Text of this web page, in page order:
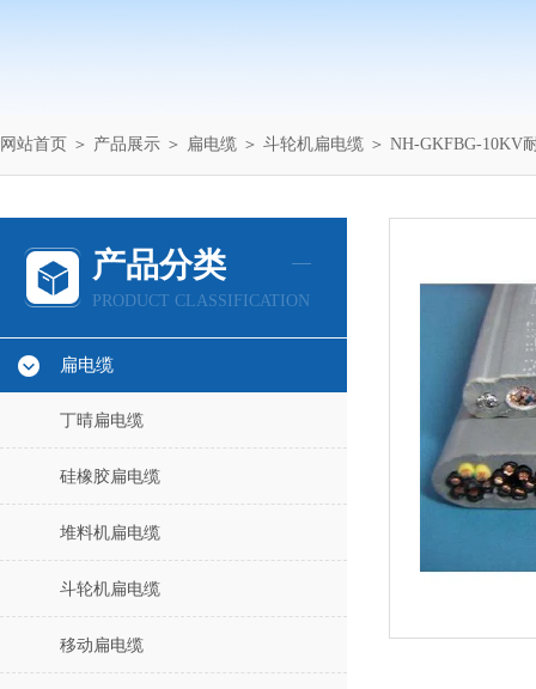
网站首页 ＞ 产品展示 ＞ 扁电缆 ＞ 斗轮机扁电缆 ＞ NH-GKFBG-10KV
产品分类
PRODUCT CLASSIFICATION
扁电缆
丁晴扁电缆
硅橡胶扁电缆
堆料机扁电缆
斗轮机扁电缆
移动扁电缆